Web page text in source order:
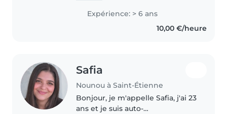
avec chaque enfant. Avec 6 ans
d'expérience auprès de tout-
Expérience: > 6 ans
10,00 €/heure
Safia
Nounou à Saint-Étienne
Bonjour, je m'appelle Safia, j'ai 23
ans et je suis auto-